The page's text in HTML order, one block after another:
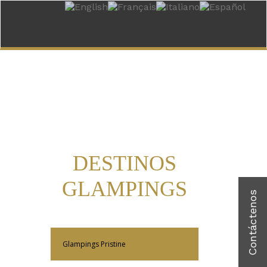
DESTINOS
GLAMPINGS
Más Información
Glampings Pristine